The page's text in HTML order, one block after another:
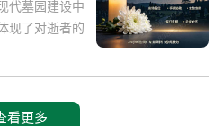
代墓园建设中
现了对逝者的
的传承。本文
看更多